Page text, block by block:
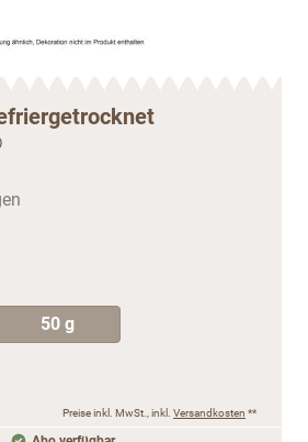
50 g
Preise inkl. MwSt., inkl. Versandkosten **